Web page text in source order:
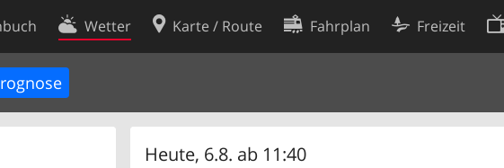
Wetter Karte / Route Fahrplan Freizeit
Heute, 6.8. ab 11:40
Kontakt
Nutzungsbedingungen
Cookie-Einstellungen